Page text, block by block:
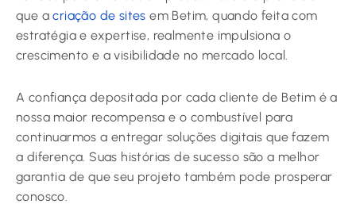
que acriação de sites em Betim, quando feita com
estratégia e expertise, realmente impulsiona o
crescimento e a visibilidade no mercado local.
A confiança depositada por cada cliente de Betim é a
nossa maior recompensa e o combustível para
continuarmos a entregar soluções digitais que fazem
a diferença. Suas histórias de sucesso são a melhor
garantia de que seu projeto também pode prosperar
conosco.